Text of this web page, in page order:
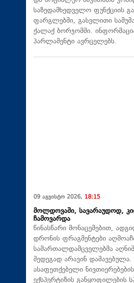
საზედამხედველო ფუნქციის
ფარგლებში, გასვლითი
ქალაქ ბორჯომში.
პარლამენტი ავრცელებს.
09 აგვისტო 2026, 18:15
მოლდოვაში, სავარაუდოდ,
ჩამოვარდა
წინასწარი მონაცემებით,
დრონის ფრაგმენტები
სამართალდამცველებმა
შედეგად არავინ
ასაფეთქებელი
ექსპერტიზის განყოფილების